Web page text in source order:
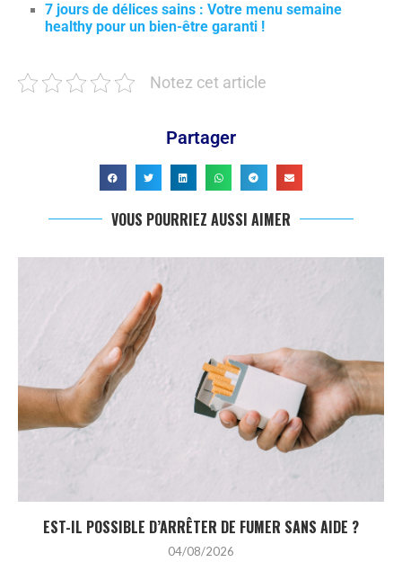
7 jours de délices sains : Votre menu semaine
healthy pour un bien-être garanti !
Notez cet article
Partager
VOUS POURRIEZ AUSSI AIMER
EST-IL POSSIBLE D’ARRÊTER DE FUMER SANS AIDE ?
04/08/2026